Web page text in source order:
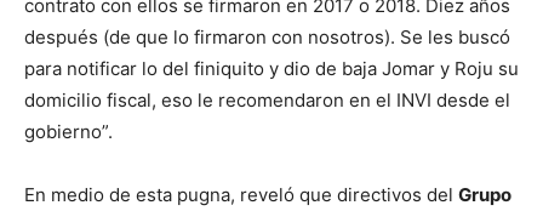
contrato con ellos se firmaron en 2017 o 2018. Diez años
después (de que lo firmaron con nosotros). Se les buscó
para notificar lo del finiquito y dio de baja Jomar y Roju su
domicilio fiscal, eso le recomendaron en el INVI desde el
gobierno”.
En medio de esta pugna, reveló que directivos del Grupo